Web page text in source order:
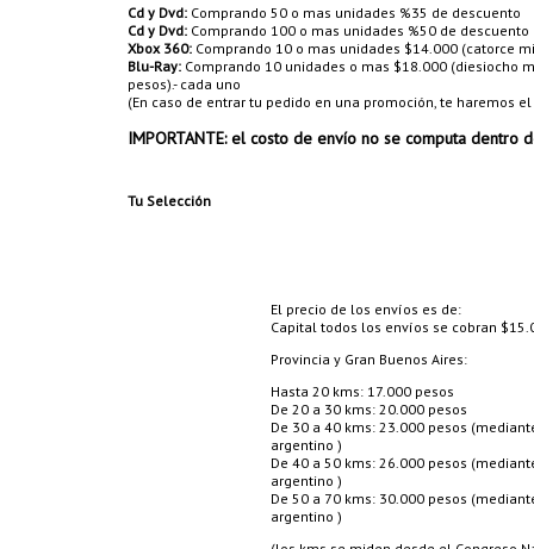
Cd y Dvd: Comprando 50 o mas unidades %35 de descuento
Cd y Dvd: Comprando 100 o mas unidades %50 de descuento
Xbox 360: Comprando 10 o mas unidades $14.000 (catorce
Blu-Ray: Comprando 10 unidades o mas $18.000 (diesiocho
pesos).- cada uno
(En caso de entrar tu pedido en una promoción, te haremos
IMPORTANTE: el costo de envío no se computa
Tu Selección
El precio de los envíos es de:
Capital todos los envíos se cobran
Provincia y Gran Buenos Aires:
Hasta 20 kms: 17.000 pesos
De 20 a 30 kms: 20.000 pesos
De 30 a 40 kms: 23.000 pesos
argentino )
De 40 a 50 kms: 26.000 pesos
argentino )
De 50 a 70 kms: 30.000 pesos
argentino )